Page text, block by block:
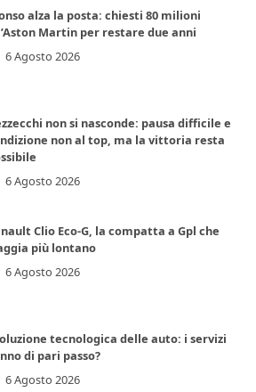
alza la posta: chiesti 80 milioni
Martin per restare due anni
6 Agosto 2026
non si nasconde: pausa difficile e
non al top, ma la vittoria resta
6 Agosto 2026
Clio Eco-G, la compatta a Gpl che
più lontano
6 Agosto 2026
tecnologica delle auto: i servizi
di pari passo?
6 Agosto 2026